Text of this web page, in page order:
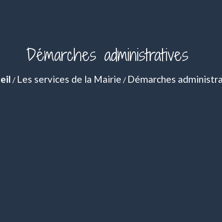
Démarches administratives
/ Les services de la Mairie / Démarches